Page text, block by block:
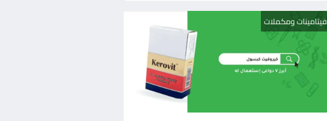
فيتامينات ومكملات